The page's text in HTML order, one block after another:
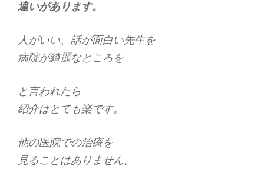
違いがあります。
人がいい、話が面白い先生を
病院が綺麗なところを
と言われたら
紹介はとても楽です。
他の医院での治療を
見ることはありません。